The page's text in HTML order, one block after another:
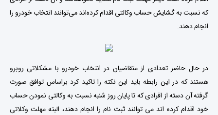
که نسبت به گشایش حساب وکالتی اقدام کرده‌اند می‌توانند انتخاب خودرو را
انجام دهند.
در حال حاضر تعدادی از متقاضیان در انتخاب خودرو با مشکلاتی روبرو
هستند که در این رابطه باید این نکته را تاکید کرد براساس توافق صورت
گرفته آن دسته از افرادی که تا پایان روز شنبه نسبت به وکالتی نمودن حساب
خود اقدام کرده اند می توانند ثبت نام را انجام دهند، البته مهلت وکلاتی